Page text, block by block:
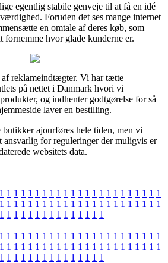
egentlig stabile genveje til at få en idé
Foruden det ses mange internet
en omtale af deres køb, som
fornemme hvor glade kunderne er.
af reklameindtægter. Vi har tætte
på nettet i Danmark hvori vi
og indhenter godtgørelse for så
laver en bestilling.
ajourføres hele tiden, men vi
ansvarlig for reguleringer der muligvis er
websitets data.
1 1 1 1 1 1 1 1 1 1 1 1 1 1 1 1 1 1 1 1 1 1 1
1 1 1 1 1 1 1 1 1 1 1 1 1 1 1 1 1 1 1 1 1 1 1
1 1 1 1 1 1 1 1 1 1 1 1 1 1 1
1 1 1 1 1 1 1 1 1 1 1 1 1 1 1 1 1 1 1 1 1 1 1
1 1 1 1 1 1 1 1 1 1 1 1 1 1 1 1 1 1 1 1 1 1 1
1 1 1 1 1 1 1 1 1 1 1 1 1 1 1